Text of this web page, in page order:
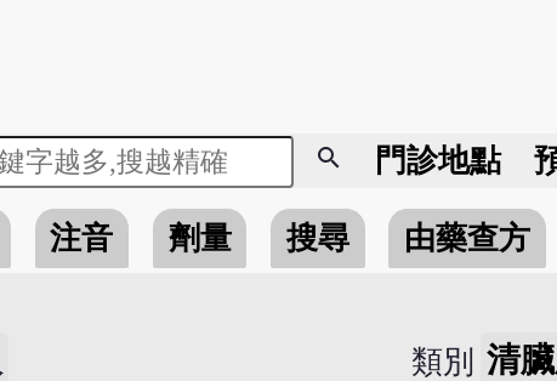
search 門診地點
注音 劑量 搜尋 由藥查方
類別 清